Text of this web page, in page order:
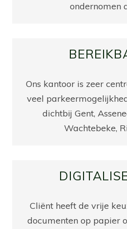
ondernomen
Ons kantoor is zeer
veel
dichtbij Gent,
Wachtebeke,
Cliënt heeft de vrije
documenten op papier